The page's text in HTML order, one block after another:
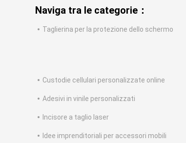
Naviga tra le categorie：
Taglierina per la protezione dello schermo
Custodie cellulari personalizzate online
Adesivi in ​​vinile personalizzati
Incisore a taglio laser
Idee imprenditoriali per accessori mobili